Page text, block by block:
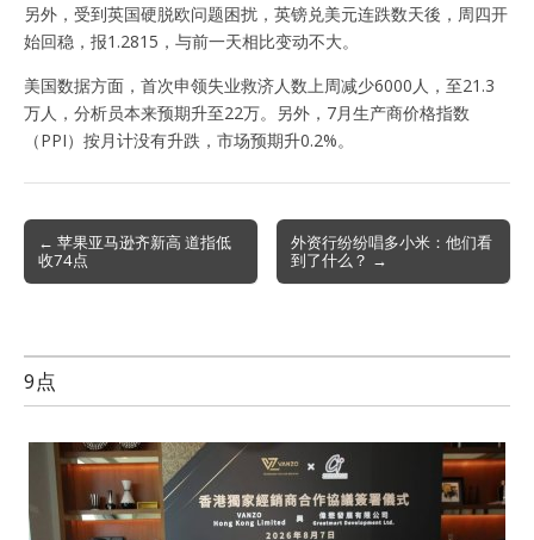
另外，受到英国硬脱欧问题困扰，英镑兑美元连跌数天後，周四开
始回稳，报1.2815，与前一天相比变动不大。
美国数据方面，首次申领失业救济人数上周减少6000人，至21.3
万人，分析员本来预期升至22万。另外，7月生产商价格指数
（PPI）按月计没有升跌，市场预期升0.2%。
Post
navigation
← 苹果亚马逊齐新高 道指低
收74点
外资行纷纷唱多小米：他们看
到了什么？ →
9点